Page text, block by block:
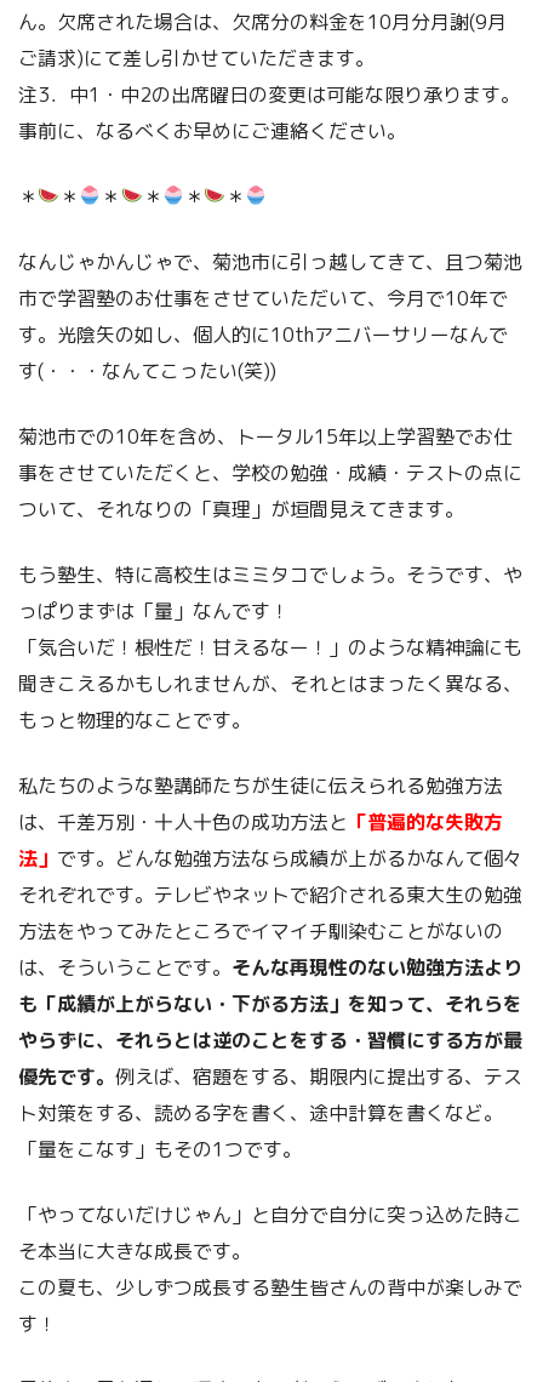
ん。欠席された場合は、欠席分の料金を10月分月謝(9月
ご請求)にて差し引かせていただきます。
注3．中1・中2の出席曜日の変更は可能な限り承ります。
事前に、なるべくお早めにご連絡ください。
＊ ＊ ＊ ＊ ＊ ＊
なんじゃかんじゃで、菊池市に引っ越してきて、且つ菊池
市で学習塾のお仕事をさせていただいて、今月で10年で
す。光陰矢の如し、個人的に10thアニバーサリーなんで
す(・・・なんてこったい(笑))
菊池市での10年を含め、トータル15年以上学習塾でお仕
事をさせていただくと、学校の勉強・成績・テストの点に
ついて、それなりの「真理」が垣間見えてきます。
もう塾生、特に高校生はミミタコでしょう。そうです、や
っぱりまずは「量」なんです！
「気合いだ！根性だ！甘えるなー！」のような精神論にも
聞きこえるかもしれませんが、それとはまったく異なる、
もっと物理的なことです。
私たちのような塾講師たちが生徒に伝えられる勉強方法
は、千差万別・十人十色の成功方法と 「普遍的な失敗方
法」 です。どんな勉強方法なら成績が上がるかなんて個々
それぞれです。テレビやネットで紹介される東大生の勉強
方法をやってみたところでイマイチ馴染むことがないの
は、そういうことです。 そんな再現性のない勉強方法より
も「成績が上がらない・下がる方法」を知って、それらを
やらずに、それらとは逆のことをする・習慣にする方が最
優先です。 例えば、宿題をする、期限内に提出する、テス
ト対策をする、読める字を書く、途中計算を書くなど。
「量をこなす」もその1つです。
「やってないだけじゃん」と自分で自分に突っ込めた時こ
そ本当に大きな成長です。
この夏も、少しずつ成長する塾生皆さんの背中が楽しみで
す！